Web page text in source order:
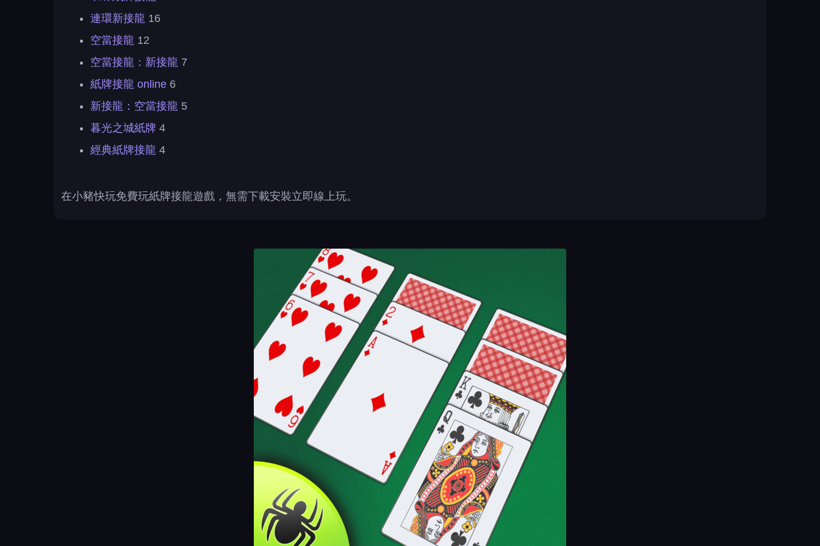
連環新接龍 16
空當接龍 12
空當接龍：新接龍 7
紙牌接龍 online 6
新接龍：空當接龍 5
暮光之城紙牌 4
經典紙牌接龍 4
在小豬快玩免費玩紙牌接龍遊戲，無需下載安裝立即線上玩。